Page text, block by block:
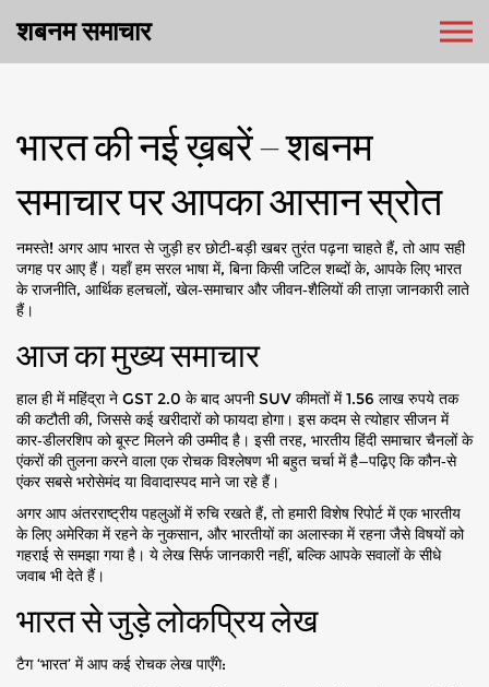
शबनम समाचार
भारत की नई ख़बरें – शबनम
समाचार पर आपका आसान स्रोत
नमस्ते! अगर आप भारत से जुड़ी हर छोटी‑बड़ी खबर तुरंत पढ़ना चाहते हैं, तो आप सही
जगह पर आए हैं। यहाँ हम सरल भाषा में, बिना किसी जटिल शब्दों के, आपके लिए भारत
के राजनीति, आर्थिक हलचलों, खेल‑समाचार और जीवन‑शैलियों की ताज़ा जानकारी लाते
हैं।
आज का मुख्य समाचार
हाल ही में महिंद्रा ने GST 2.0 के बाद अपनी SUV कीमतों में 1.56 लाख रुपये तक
की कटौती की, जिससे कई खरीदारों को फायदा होगा। इस कदम से त्योहार सीजन में
कार‑डीलरशिप को बूस्ट मिलने की उम्मीद है। इसी तरह, भारतीय हिंदी समाचार चैनलों के
एंकरों की तुलना करने वाला एक रोचक विश्लेषण भी बहुत चर्चा में है—पढ़िए कि कौन‑से
एंकर सबसे भरोसेमंद या विवादास्पद माने जा रहे हैं।
अगर आप अंतरराष्ट्रीय पहलुओं में रुचि रखते हैं, तो हमारी विशेष रिपोर्ट में एक भारतीय
के लिए अमेरिका में रहने के नुकसान, और भारतीयों का अलास्का में रहना जैसे विषयों को
गहराई से समझा गया है। ये लेख सिर्फ जानकारी नहीं, बल्कि आपके सवालों के सीधे
जवाब भी देते हैं।
भारत से जुड़े लोकप्रिय लेख
टैग ‘भारत’ में आप कई रोचक लेख पाएँगे: